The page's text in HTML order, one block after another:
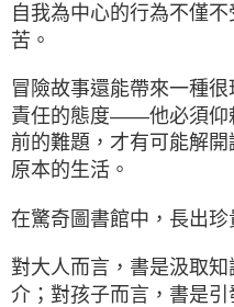
自我為中心的行為不僅
苦。
冒險故事還能帶來一種
責任的態度——他必須仰
前的難題，才有可能解
原本的生活。
在驚奇圖書館中，長出珍
對大人而言，書是汲取
介；對孩子而言，書是